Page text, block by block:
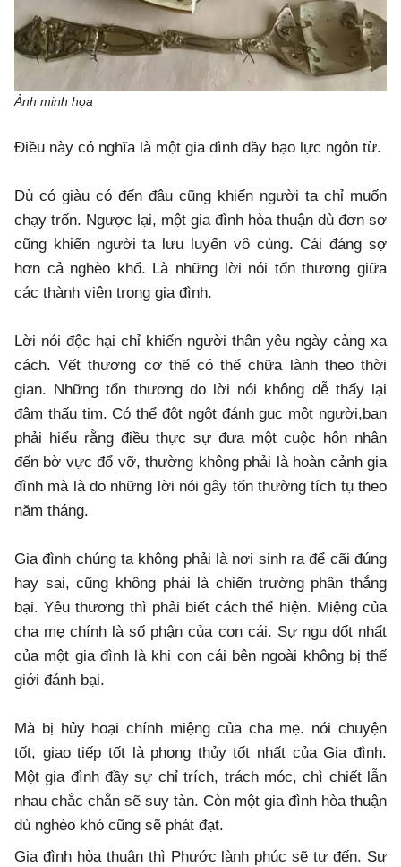
Ảnh minh họa
Điều này có nghĩa là một gia đình đầy bạo lực ngôn từ.
Dù có giàu có đến đâu cũng khiến người ta chỉ muốn
chạy trốn. Ngược lại, một gia đình hòa thuận dù đơn sơ
cũng khiến người ta lưu luyến vô cùng. Cái đáng sợ
hơn cả nghèo khổ. Là những lời nói tổn thương giữa
các thành viên trong gia đình.
Lời nói độc hại chỉ khiến người thân yêu ngày càng xa
cách. Vết thương cơ thể có thể chữa lành theo thời
gian. Những tổn thương do lời nói không dễ thấy lại
đâm thấu tim. Có thể đột ngột đánh gục một người,bạn
phải hiểu rằng điều thực sự đưa một cuộc hôn nhân
đến bờ vực đổ vỡ, thường không phải là hoàn cảnh gia
đình mà là do những lời nói gây tổn thường tích tụ theo
năm tháng.
Gia đình chúng ta không phải là nơi sinh ra để cãi đúng
hay sai, cũng không phải là chiến trường phân thắng
bại. Yêu thương thì phải biết cách thể hiện. Miệng của
cha mẹ chính là số phận của con cái. Sự ngu dốt nhất
của một gia đình là khi con cái bên ngoài không bị thế
giới đánh bại.
Mà bị hủy hoại chính miệng của cha mẹ. nói chuyện
tốt, giao tiếp tốt là phong thủy tốt nhất của Gia đình.
Một gia đình đầy sự chỉ trích, trách móc, chì chiết lẫn
nhau chắc chắn sẽ suy tàn. Còn một gia đình hòa thuận
dù nghèo khó cũng sẽ phát đạt.
Gia đình hòa thuận thì Phước lành phúc sẽ tự đến. Sự